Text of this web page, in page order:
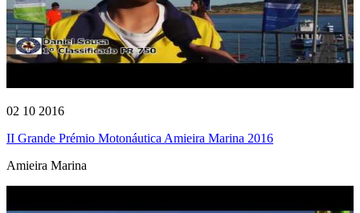
02 10 2016
II Grande Prémio Motonáutica Amieira Marina 2016
Amieira Marina